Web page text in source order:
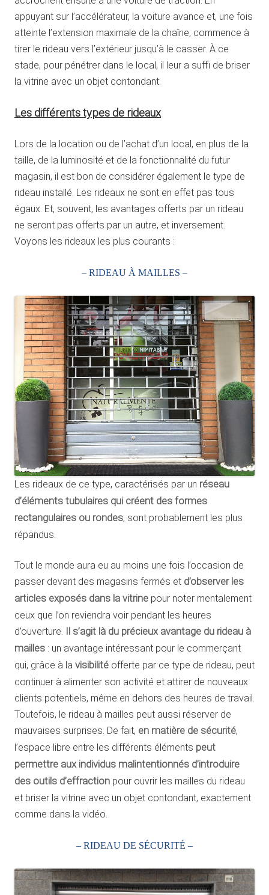
appuyant sur l’accélérateur, la voiture avance et, une fois
atteinte l’extension maximale de la chaîne, commence à
tirer le rideau vers l’extérieur jusqu’à le casser. À ce
stade, pour pénétrer dans le local, il leur a suffi de briser
la vitrine avec un objet contondant.
Les différents types de rideaux
Lors de la location ou de l’achat d’un local, en plus de la
taille, de la luminosité et de la fonctionnalité du futur
magasin, il est bon de considérer également le type de
rideau installé. Les rideaux ne sont en effet pas tous
égaux. Et, souvent, les avantages offerts par un rideau
ne seront pas offerts par un autre, et inversement.
Voyons les rideaux les plus courants :
– RIDEAU À MAILLES –
Les rideaux de ce type, caractérisés par un réseau
d’éléments tubulaires qui créent des formes
rectangulaires ou rondes, sont probablement les plus
répandus.
Tout le monde aura eu au moins une fois l’occasion de
passer devant des magasins fermés et d’observer les
articles exposés dans la vitrine pour noter mentalement
ceux que l’on reviendra voir pendant les heures
d’ouverture. Il s’agit là du précieux avantage du rideau à
mailles : un avantage intéressant pour le commerçant
qui, grâce à la visibilité offerte par ce type de rideau, peut
continuer à alimenter son activité et attirer de nouveaux
clients potentiels, même en dehors des heures de travail.
Toutefois, le rideau à mailles peut aussi réserver de
mauvaises surprises. De fait, en matière de sécurité,
l’espace libre entre les différents éléments peut
permettre aux individus malintentionnés d’introduire
des outils d’effraction pour ouvrir les mailles du rideau
et briser la vitrine avec un objet contondant, exactement
comme dans la vidéo.
– RIDEAU DE SÉCURITÉ –